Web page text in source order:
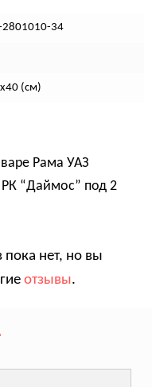
34
(см)
Рама УАЗ
“Даймос” под 2
нет, но вы
отзывы.